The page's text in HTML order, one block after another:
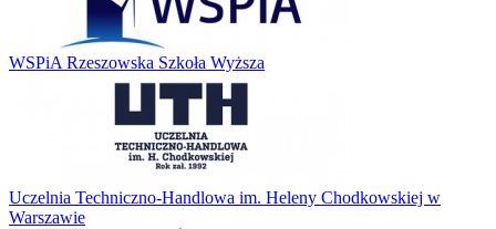
WSPiA Rzeszowska Szkoła Wyższa
Uczelnia Techniczno-Handlowa im. Heleny Chodkowskiej w
Warszawie